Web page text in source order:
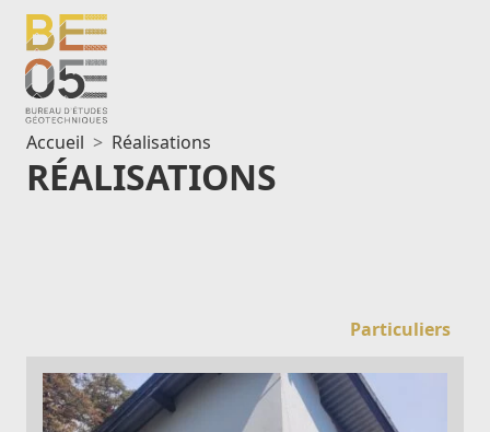
Aller
au
contenu
Accueil Réalisations
RÉALISATIONS
Particuliers